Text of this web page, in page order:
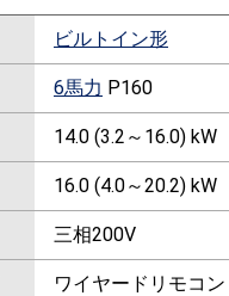
ビルトイン形
6馬力 P160
14.0 (3.2～16.0) kW
16.0 (4.0～20.2) kW
三相200V
ワイヤードリモコン